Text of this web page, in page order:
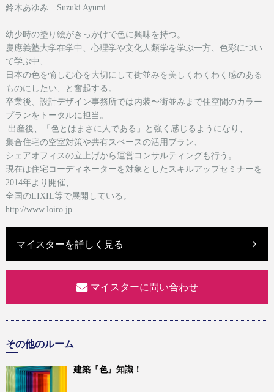
鈴木あゆみ Suzuki Ayumi
幼少時の塗り絵がきっかけで色に興味を持つ。
慶應義塾大学在学中、心理学や文化人類学を学ぶ一方、色彩につい
て学ぶ中、
日本の色を愉しむ心を大切にして街並みを美しくわくわく感のある
ものにしたい、と奮起する。
卒業後、設計デザイン事務所では内装〜街並みまで住空間のカラー
プランをトータルに担当。
出産後、「色とはまさに人である」と強く感じるようになり、
集合住宅の空室対策や共有スペースの活用プラン、
シェアオフィスの立上げから運営コンサルティングも行う。
現在は住宅コーディネーターを対象としたスキルアップセミナーを
2014年より開催、
全国のLIXIL等で展開している。
http://www.loiro.jp
マイスターを詳しく見る
マイスターに問い合わせ
その他のルーム
建築『色』知識！